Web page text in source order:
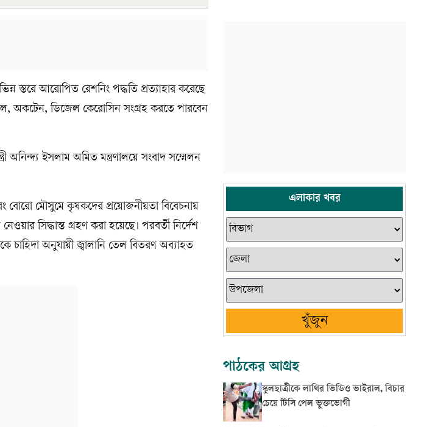
স্তরে আরোপিত রেশনিং পদ্ধতি প্রত্যাহার করেছে
অকটেন, ডিজেল কেরোসিন সংগ্রহ করতে পারবেন
অনিন্দ্য ইসলাম অমিত মন্ত্রণালয়ে সংবাদ সম্মেলন
বোরো মৌসুমে কৃষকদের প্রয়োজনীয়তা বিবেচনায়
সিদ্ধান্ত গ্রহণ করা হয়েছে। পরবর্তী নির্দেশ
চাহিদা অনুযায়ী জ্বালানি তেল বিতরণ অব্যাহত
এলাকার খবর
খুঁজুন
পাঠকের আগ্রহ
স্কুলছাত্রীকে লাথির ভিডিও ভাইরাল, বিচার
চেয়ে টিসি পেল ভুক্তভোগী